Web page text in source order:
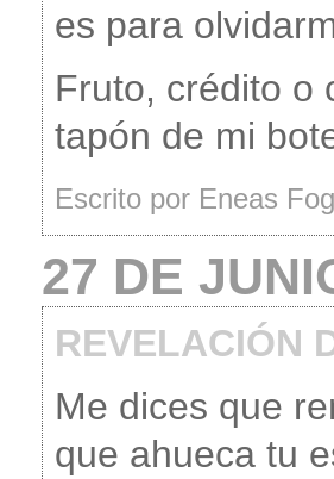
es para
Fruto, crédito o
tapón de mi
Escrito por Eneas
27 DE
REVELACIÓN
Me dices que
que ahueca tu